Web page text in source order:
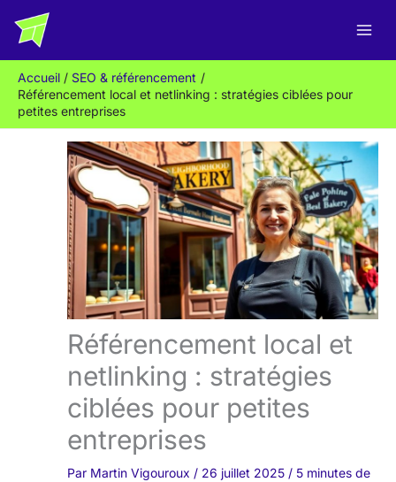
Accueil
SEO & référencement
Référencement local et netlinking : stratégies ciblées pour
petites entreprises
Référencement local et
netlinking : stratégies
ciblées pour petites
entreprises
Par Martin Vigouroux / 26 juillet 2025 / 5 minutes de
e
c
h
e